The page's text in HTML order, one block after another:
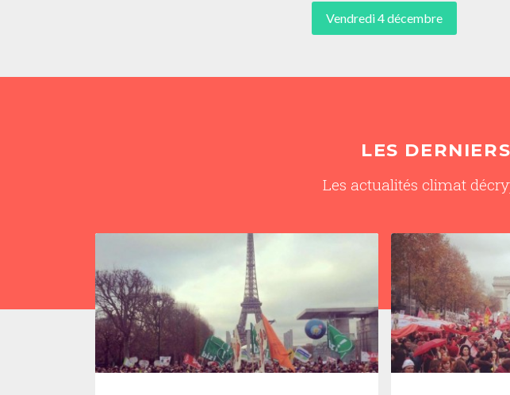
Vendredi 4 décembre
LES
Les actualités climat